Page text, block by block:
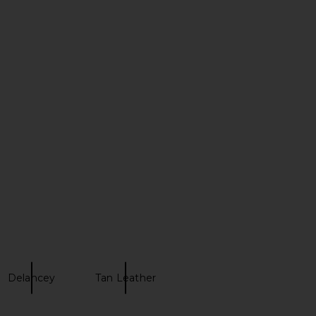
Delancey Tan Leather